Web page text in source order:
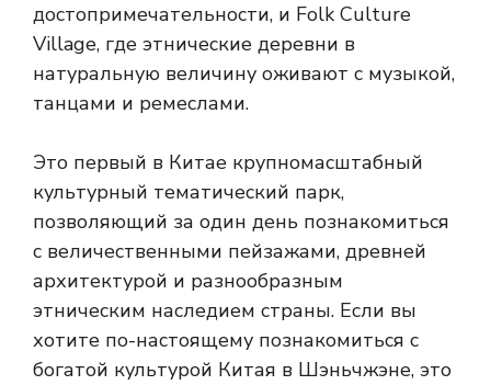
достопримечательности, и Folk Culture
Village, где этнические деревни в
натуральную величину оживают с музыкой,
танцами и ремеслами.
Это первый в Китае крупномасштабный
культурный тематический парк,
позволяющий за один день познакомиться
с величественными пейзажами, древней
архитектурой и разнообразным
этническим наследием страны. Если вы
хотите по-настоящему познакомиться с
богатой культурой Китая в Шэньчжэне, это